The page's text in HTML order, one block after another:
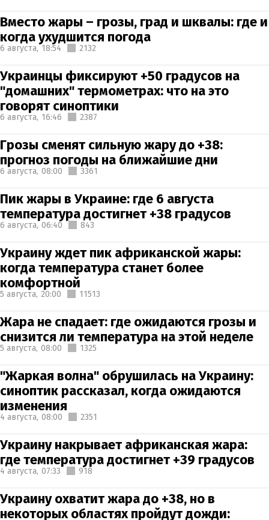
Вместо жары – грозы, град и шквалы: где и
когда ухудшится погода
6 августа, 18:54 2132
Украинцы фиксируют +50 градусов на
"домашних" термометрах: что на это
говорят синоптики
6 августа, 16:46 2387
Грозы сменят сильную жару до +38:
прогноз погоды на ближайшие дни
6 августа, 08:00 3361
Пик жары в Украине: где 6 августа
температура достигнет +38 градусов
6 августа, 06:40 843
Украину ждет пик африканской жары:
когда температура станет более
комфортной
5 августа, 20:00 11513
Жара не спадает: где ожидаются грозы и
снизится ли температура на этой неделе
5 августа, 08:00 1325
"Жаркая волна" обрушилась на Украину:
синоптик рассказал, когда ожидаются
изменения
4 августа, 08:00 2351
Украину накрывает африканская жара:
где температура достигнет +39 градусов
4 августа, 07:33 918
Украину охватит жара до +38, но в
некоторых областях пройдут дожди: